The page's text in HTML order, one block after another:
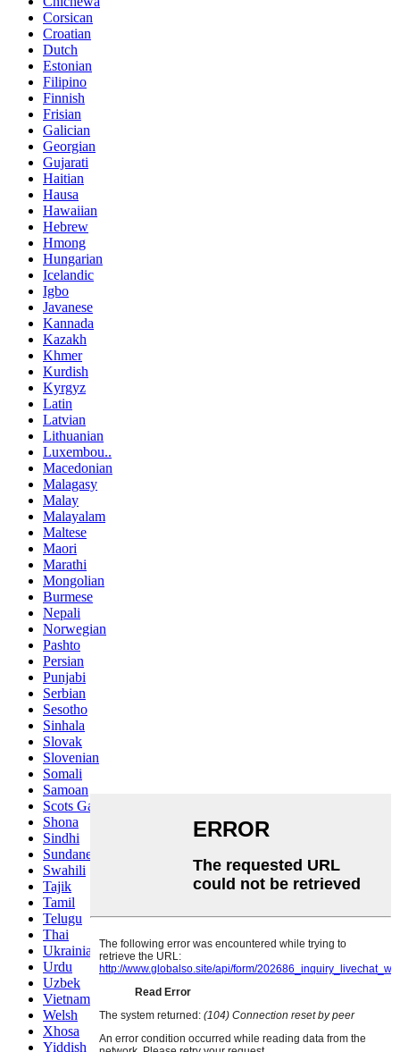
Corsican
Croatian
Dutch
Estonian
Filipino
Finnish
Frisian
Galician
Georgian
Gujarati
Haitian
Hausa
Hawaiian
Hebrew
Hmong
Hungarian
Icelandic
Igbo
Javanese
Kannada
Kazakh
Khmer
Kurdish
Kyrgyz
Latin
Latvian
Lithuanian
Luxembou..
Macedonian
Malagasy
Malay
Malayalam
Maltese
Maori
Marathi
Mongolian
Burmese
Nepali
Norwegian
Pashto
Persian
Punjabi
Serbian
Sesotho
Sinhala
Slovak
Slovenian
Somali
Samoan
Scots Gaelic
Shona
Sindhi
Sundanese
Swahili
Tajik
Tamil
Telugu
Thai
Ukrainian
Urdu
Uzbek
Vietnamese
Welsh
Xhosa
Yiddish